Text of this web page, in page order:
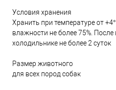
Условия хранения
Хранить при температуре от
влажности не более 75%.
холодильнике не более 2 суток
Размер животного
для всех пород собак